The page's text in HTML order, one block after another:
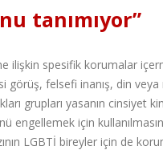
tanımıyor”
ilişkin spesifik korumalar
felsefi inanış, din veya
grupları yasanın cinsiyet
için
LGBTİ bireyler için de